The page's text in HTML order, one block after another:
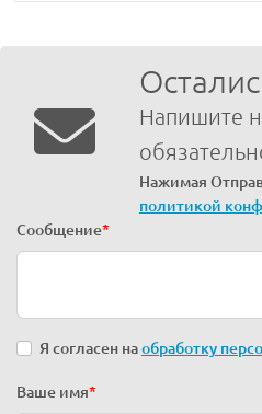
Напишите
Нажимая
политикой
Сообщение*
Я согласен наобработку
Ваше имя*